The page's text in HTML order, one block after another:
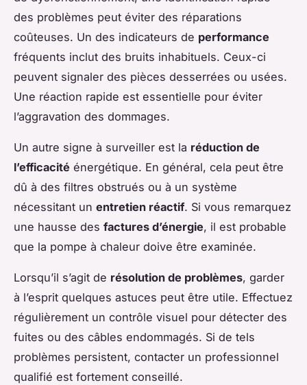
des problèmes peut éviter des réparations
coûteuses. Un des indicateurs de performance
fréquents inclut des bruits inhabituels. Ceux-ci
peuvent signaler des pièces desserrées ou usées.
Une réaction rapide est essentielle pour éviter
l’aggravation des dommages.
Un autre signe à surveiller est la réduction de
l’efficacité énergétique. En général, cela peut être
dû à des filtres obstrués ou à un système
nécessitant un entretien réactif. Si vous remarquez
une hausse des factures d’énergie, il est probable
que la pompe à chaleur doive être examinée.
Lorsqu’il s’agit de résolution de problèmes, garder
à l’esprit quelques astuces peut être utile. Effectuez
régulièrement un contrôle visuel pour détecter des
fuites ou des câbles endommagés. Si de tels
problèmes persistent, contacter un professionnel
qualifié est fortement conseillé.